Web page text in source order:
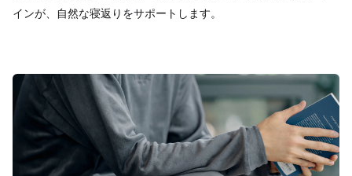
インが、自然な寝返りをサポートします。